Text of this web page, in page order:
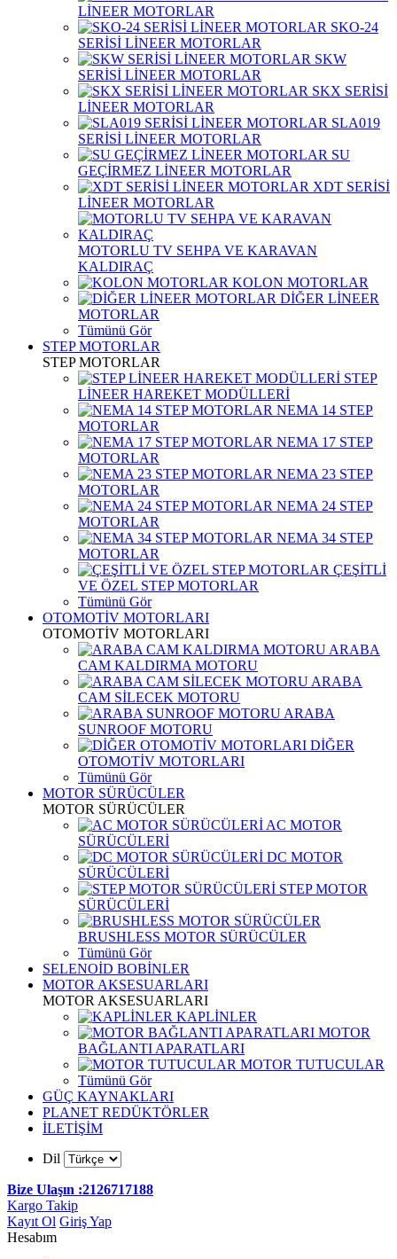
LİNEER MOTORLAR
SKO-24
SERİSİ LİNEER MOTORLAR
SKW
SERİSİ LİNEER MOTORLAR
SKX SERİSİ
LİNEER MOTORLAR
SLA019
SERİSİ LİNEER MOTORLAR
SU
GEÇİRMEZ LİNEER MOTORLAR
XDT SERİSİ
LİNEER MOTORLAR
MOTORLU TV SEHPA VE KARAVAN
KALDIRAÇ
KOLON MOTORLAR
DİĞER LİNEER
MOTORLAR
Tümünü Gör
STEP MOTORLAR
STEP MOTORLAR
STEP
LİNEER HAREKET MODÜLLERİ
NEMA 14 STEP
MOTORLAR
NEMA 17 STEP
MOTORLAR
NEMA 23 STEP
MOTORLAR
NEMA 24 STEP
MOTORLAR
NEMA 34 STEP
MOTORLAR
ÇEŞİTLİ
VE ÖZEL STEP MOTORLAR
Tümünü Gör
OTOMOTİV MOTORLARI
OTOMOTİV MOTORLARI
ARABA
CAM KALDIRMA MOTORU
ARABA
CAM SİLECEK MOTORU
ARABA
SUNROOF MOTORU
DİĞER
OTOMOTİV MOTORLARI
Tümünü Gör
MOTOR SÜRÜCÜLER
MOTOR SÜRÜCÜLER
AC MOTOR
SÜRÜCÜLERİ
DC MOTOR
SÜRÜCÜLERİ
STEP MOTOR
SÜRÜCÜLERİ
BRUSHLESS MOTOR SÜRÜCÜLER
Tümünü Gör
SELENOİD BOBİNLER
MOTOR AKSESUARLARI
MOTOR AKSESUARLARI
KAPLİNLER
MOTOR
BAĞLANTI APARATLARI
MOTOR TUTUCULAR
Tümünü Gör
GÜÇ KAYNAKLARI
PLANET REDÜKTÖRLER
İLETİŞİM
Dil
Bize Ulaşın :2126717188
Kargo Takip
Kayıt Ol Giriş Yap
Hesabım